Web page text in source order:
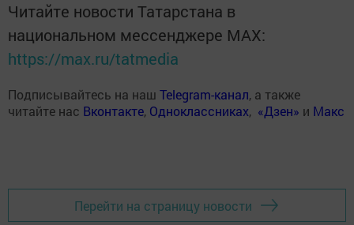
Читайте новости Татарстана в
национальном мессенджере MАХ:
https://max.ru/tatmedia
Подписывайтесь на наш Telegram-канал, а также
читайте нас Вконтакте, Одноклассниках, «Дзен» и Макс
Перейти на страницу новости